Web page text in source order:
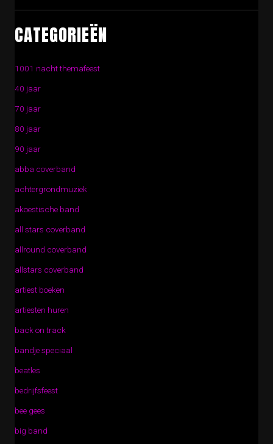
CATEGORIEËN
1001 nacht themafeest
40 jaar
70 jaar
80 jaar
90 jaar
abba coverband
achtergrondmuziek
akoestische band
all stars coverband
allround coverband
allstars coverband
artiest boeken
artiesten huren
back on track
bandje speciaal
beatles
bedrijfsfeest
bee gees
big band